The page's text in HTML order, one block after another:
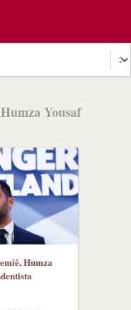
Yousaf
Humza